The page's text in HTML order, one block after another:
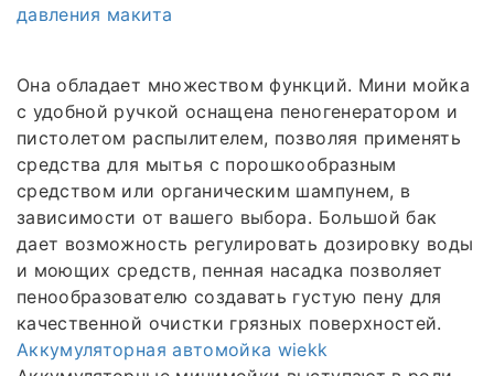
давления макита
Она обладает множеством функций. Мини мойка
с удобной ручкой оснащена пеногенератором и
пистолетом распылителем, позволяя применять
средства для мытья с порошкообразным
средством или органическим шампунем, в
зависимости от вашего выбора. Большой бак
дает возможность регулировать дозировку воды
и моющих средств, пенная насадка позволяет
пенообразователю создавать густую пену для
качественной очистки грязных поверхностей.
Аккумуляторная автомойка wiekk